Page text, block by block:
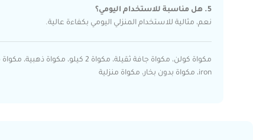
5. هل مناسبة للاستخدام اليومي؟
نعم، مثالية للاستخدام المنزلي اليومي بكفاءة عالية.
iron، مكواة بدون بخار، مكواة منزلية